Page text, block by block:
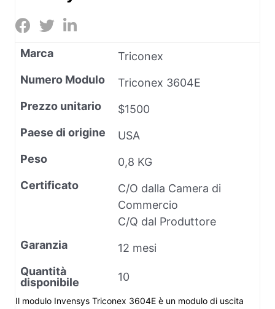
Marca
Triconex
Numero Modulo
Triconex 3604E
Prezzo unitario
$1500
Paese di origine
USA
Peso
0,8 KG
Certificato
C/O dalla Camera di
Commercio
C/Q dal Produttore
Garanzia
12 mesi
Quantità
disponibile
10
Il modulo Invensys Triconex 3604E è un modulo di uscita